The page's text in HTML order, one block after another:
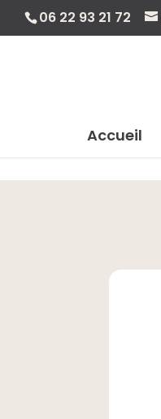
06 22 93 21 72
Accueil